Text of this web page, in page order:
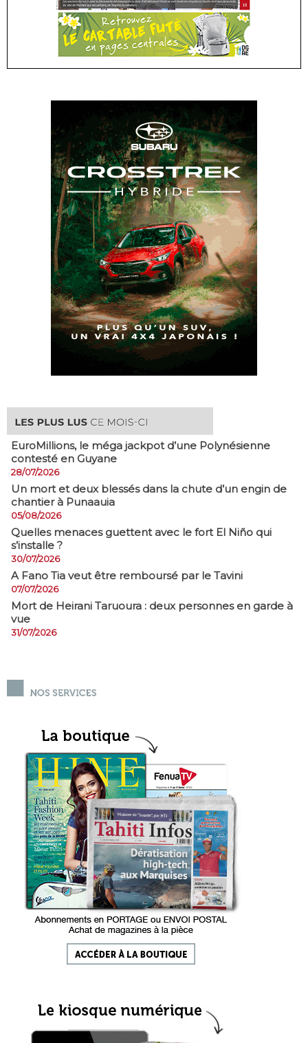
EuroMillions, ​le méga jackpot d’une Polynésienne
contesté en Guyane
28/07/2026
​Un mort et deux blessés dans la chute d’un engin de
chantier à Punaauia
05/08/2026
Quelles menaces guettent avec le fort El Niño qui
s’installe ?
30/07/2026
A Fano Tia veut être remboursé par le Tavini
07/07/2026
Mort de Heirani Taruoura : deux personnes en garde à
vue
31/07/2026